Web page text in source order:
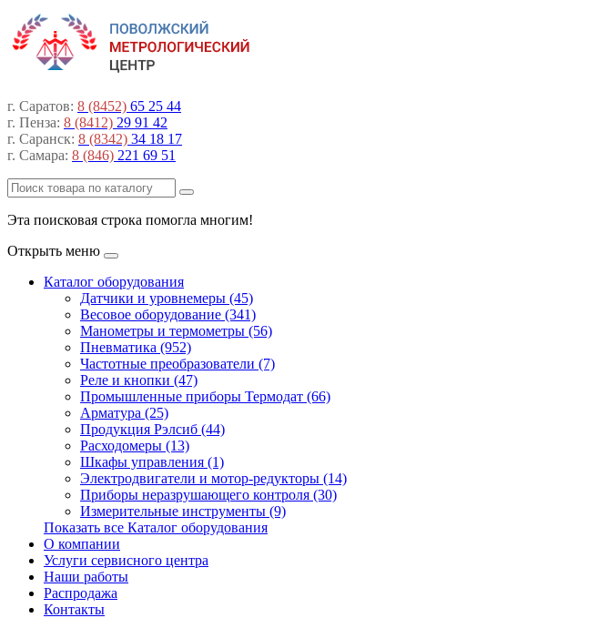
г. Саратов: 8 (8452) 65 25 44
г. Пенза: 8 (8412) 29 91 42
г. Саранск: 8 (8342) 34 18 17
г. Самара: 8 (846) 221 69 51
Эта поисковая строка помогла многим!
Открыть меню
Каталог оборудования
Датчики и уровнемеры (45)
Весовое оборудование (341)
Манометры и термометры (56)
Пневматика (952)
Частотные преобразователи (7)
Реле и кнопки (47)
Промышленные приборы Термодат (66)
Арматура (25)
Продукция Рэлсиб (44)
Расходомеры (13)
Шкафы управления (1)
Электродвигатели и мотор-редукторы (14)
Приборы неразрушающего контроля (30)
Измерительные инструменты (9)
Показать все Каталог оборудования
О компании
Услуги сервисного центра
Наши работы
Распродажа
Контакты